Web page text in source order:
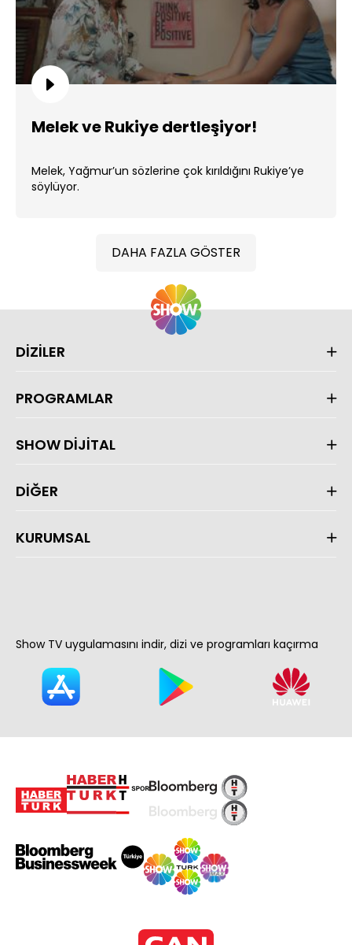
Melek ve Rukiye dertleşiyor!
Melek, Yağmur’un sözlerine çok kırıldığını Rukiye’ye
söylüyor.
DAHA FAZLA GÖSTER
DİZİLER
PROGRAMLAR
SHOW DİJİTAL
DİĞER
KURUMSAL
Show TV uygulamasını indir, dizi ve programları kaçırma